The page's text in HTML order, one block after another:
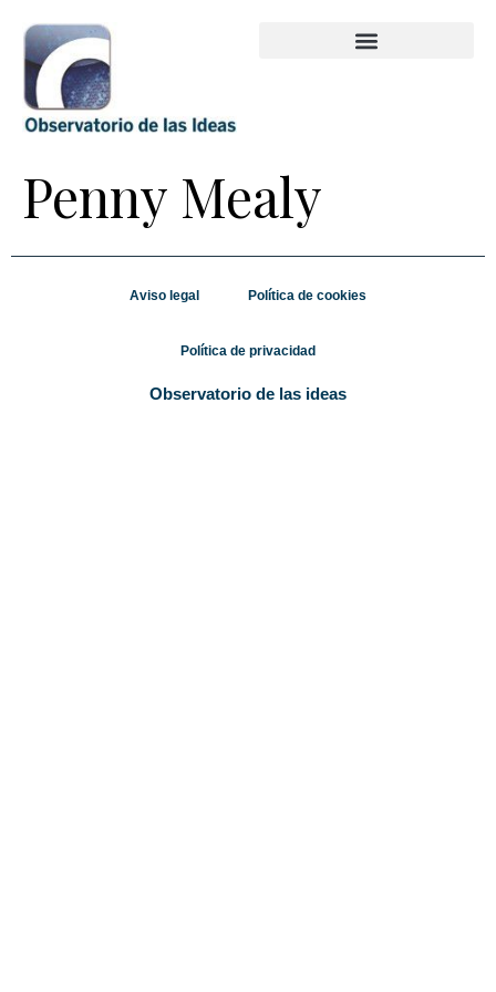
Penny Mealy
Aviso legal Política de cookies
Política de privacidad
Observatorio de las ideas